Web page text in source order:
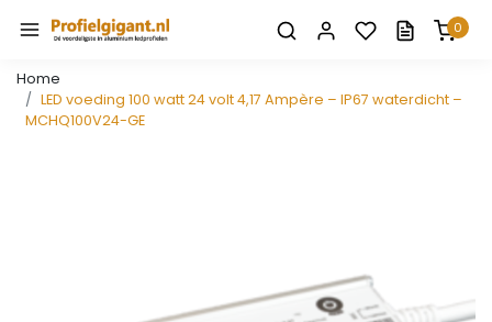
0
Home
LED voeding 100 watt 24 volt 4,17 Ampère – IP67 waterdicht –
MCHQ100V24-GE